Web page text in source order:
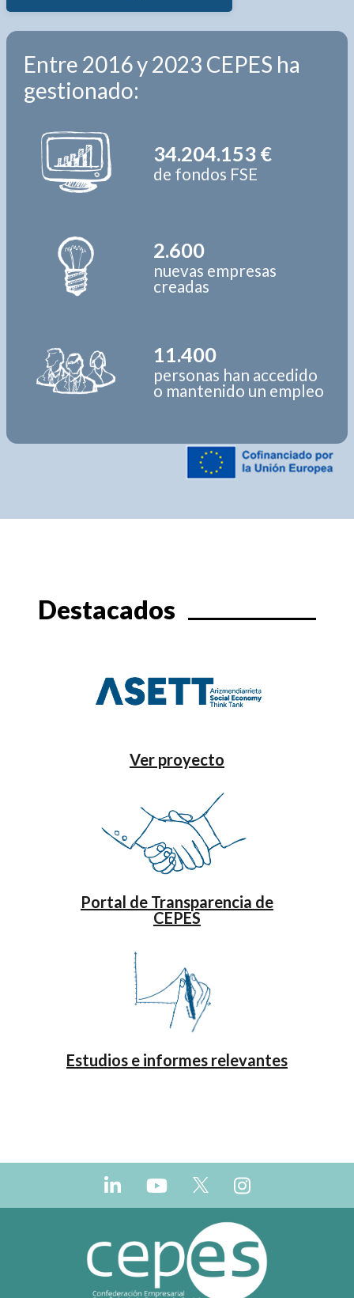
Entre 2016 y 2023 CEPES ha
gestionado:
34.204.153 €
de fondos FSE
2.600
nuevas empresas
creadas
11.400
personas han accedido
o mantenido un empleo
Destacados
Ver proyecto
Portal de Transparencia de
CEPES
Estudios e informes relevantes